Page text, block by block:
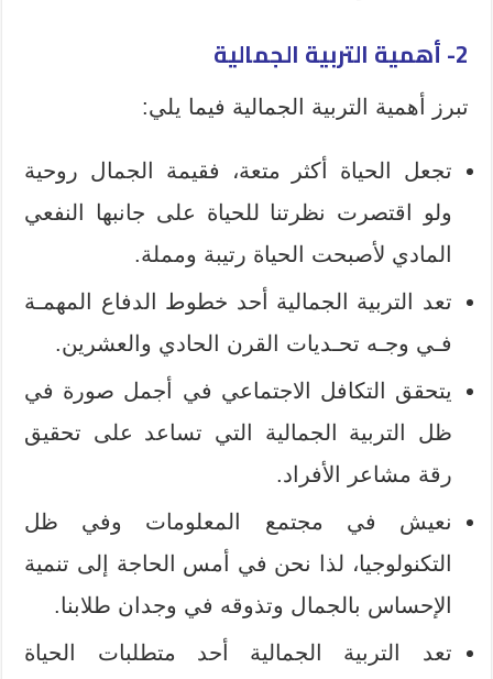
2- أهمية التربية الجمالية
تبرز أهمية التربية الجمالية فيما يلي:
تجعل الحياة أكثر متعة، فقيمة الجمال روحية
ولو اقتصرت نظرتنا للحياة على جانبها النفعي
المادي لأصبحت الحياة رتيبة ومملة.
تعد التربية الجمالية أحد خطوط الدفاع المهمـة
فـي وجـه تحـديات القرن الحادي والعشرين.
يتحقق التكافل الاجتماعي في أجمل صورة في
ظل التربية الجمالية التي تساعد على تحقيق
رقة مشاعر الأفراد.
نعيش في مجتمع المعلومات وفي ظل
التكنولوجيا، لذا نحن في أمس الحاجة إلى تنمية
الإحساس بالجمال وتذوقه في وجدان طلابنا.
تعد التربية الجمالية أحد متطلبات الحياة